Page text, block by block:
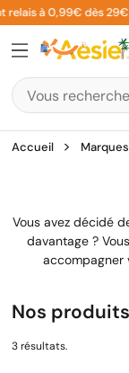
Aller
au
contenu
à 0,99€ dès 29€
Accueil Marques
Vous avez décidé
davantage ?
accompagner
laboratoire
brûleur de
ou les
précis. Nous vous
Nos
3 résultats.